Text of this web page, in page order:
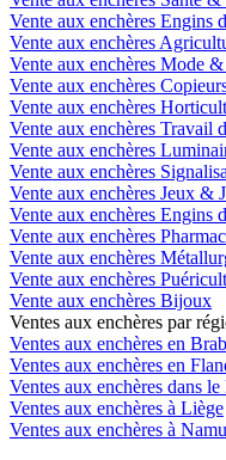
Vente aux enchères Engins
Vente aux enchères
Vente aux enchères Mode
Vente aux enchères
Vente aux enchères
Vente aux enchères Travail
Vente aux enchères
Vente aux enchères
Vente aux enchères Jeux &
Vente aux enchères Engins
Vente aux enchères
Vente aux enchères
Vente aux enchères
Vente aux enchères Bijoux
Ventes aux enchères par
Ventes aux enchères en
Ventes aux enchères en
Ventes aux enchères dans
Ventes aux enchères à Liège
Ventes aux enchères à